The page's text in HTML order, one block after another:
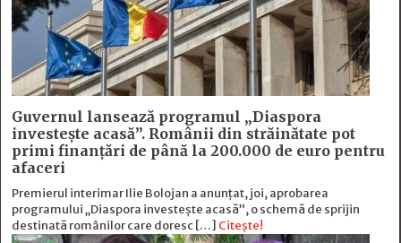
Guvernul lansează programul „Diaspora
investește acasă”. Românii din străinătate pot
primi finanțări de până la 200.000 de euro pentru
afaceri
Premierul interimar Ilie Bolojan a anunțat, joi, aprobarea
programului „Diaspora investește acasă”, o schemă de sprijin
destinată românilor care doresc […] Citește!